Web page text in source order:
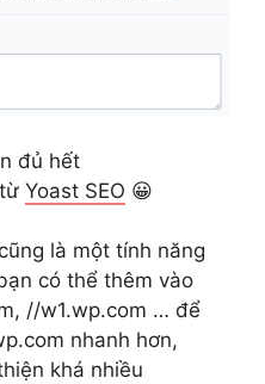
đủ hết
Yoast SEO 😀
là một tính năng
có thể thêm vào
//w1.wp.com … để
nhanh hơn,
khá nhiều